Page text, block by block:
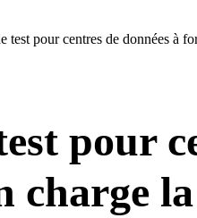
test pour centres de données à
pour
charge